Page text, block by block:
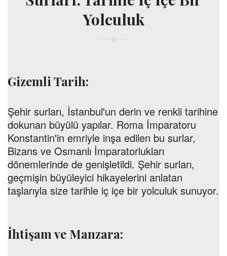
Yolculuk
Gizemli Tarih:
Şehir surları, İstanbul'un derin ve renkli tarihine
dokunan büyülü yapılar. Roma İmparatoru
Konstantin'in emriyle inşa edilen bu surlar,
Bizans ve Osmanlı İmparatorlukları
dönemlerinde de genişletildi. Şehir surları,
geçmişin büyüleyici hikayelerini anlatan
taşlarıyla size tarihle iç içe bir yolculuk sunuyor.
İhtişam ve Manzara: